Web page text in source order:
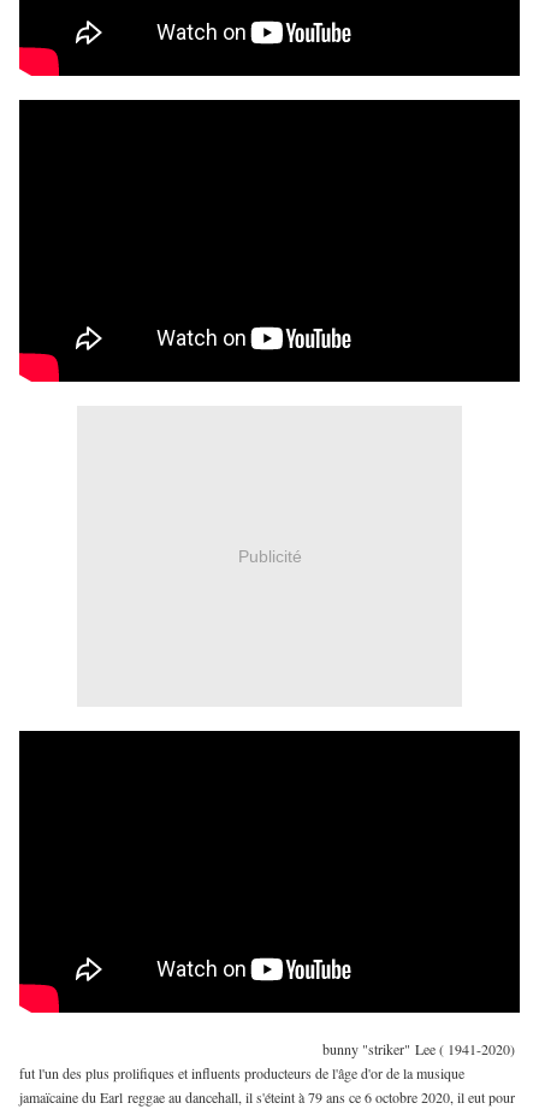
Publicité
bunny "striker" Lee ( 1941-2020)
fut l'un des plus prolifiques et influents producteurs de l'âge d'or de la musique
jamaïcaine du Earl reggae au dancehall, il s'éteint à 79 ans ce 6 octobre 2020, il eut pour